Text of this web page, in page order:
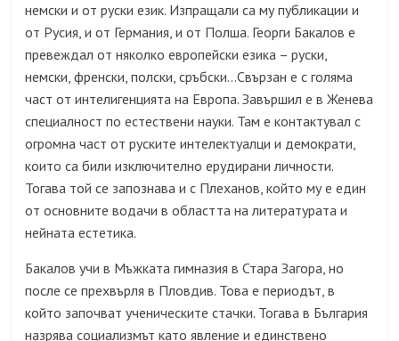
немски и от руски език. Изпращали са му публикации и
от Русия, и от Германия, и от Полша. Георги Бакалов е
превеждал от няколко европейски езика – руски,
немски, френски, полски, сръбски…Свързан е с голяма
част от интелигенцията на Европа. Завършил е в Женева
специалност по естествени науки. Там е контактувал с
огромна част от руските интелектуалци и демократи,
които са били изключително ерудирани личности.
Тогава той се запознава и с Плеханов, който му е един
от основните водачи в областта на литературата и
нейната естетика.
Бакалов учи в Мъжката гимназия в Стара Загора, но
после се прехвърля в Пловдив. Това е периодът, в
който започват ученическите стачки. Тогава в България
назрява социализмът като явление и единствено